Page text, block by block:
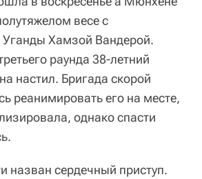
весе с
Уганды Хамзой Вандерой.
раунда 38-летний
настил. Бригада скорой
реанимировать его на месте,
однако спасти
назван сердечный приступ.